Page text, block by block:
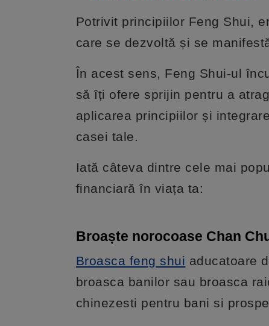
Potrivit principiilor Feng Shui,
care se dezvoltă și se
În acest sens, Feng Shui-ul
să îți ofere sprijin pentru a
aplicarea principiilor și
casei tale.
Iată câteva dintre cele mai
financiară în viața ta:
Broaște norocoase Chan
Broasca feng shui aducatoare
broasca banilor sau broasca
chinezesti pentru bani si